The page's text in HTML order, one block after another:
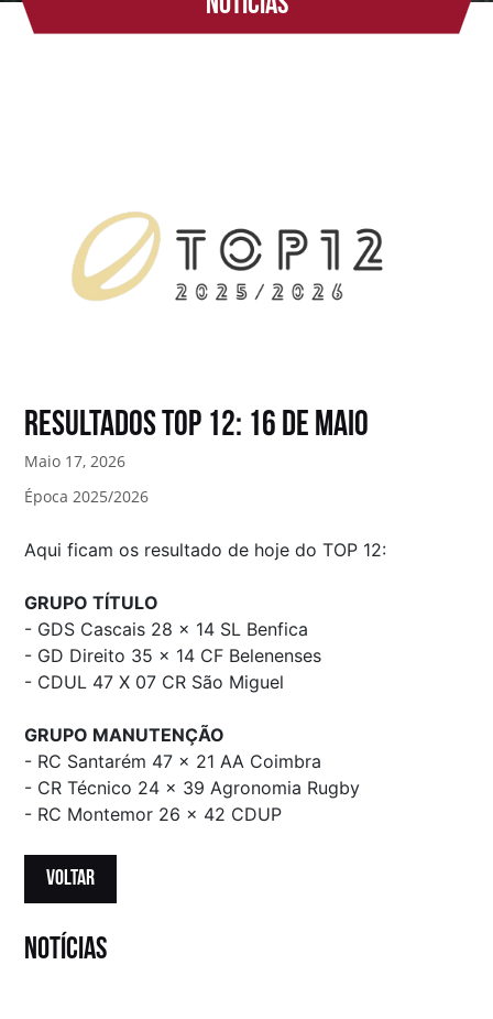
Resultados TOP 12: 16 de Maio
Maio 17, 2026
Época 2025/2026
Aqui ficam os resultado de hoje do TOP 12:
GRUPO TÍTULO
- GDS Cascais 28 x 14 SL Benfica
- GD Direito 35 x 14 CF Belenenses
- CDUL 47 X 07 CR São Miguel
GRUPO MANUTENÇÃO
- RC Santarém 47 x 21 AA Coimbra
- CR Técnico 24 x 39 Agronomia Rugby
- RC Montemor 26 x 42 CDUP
VOLTAR
notícias